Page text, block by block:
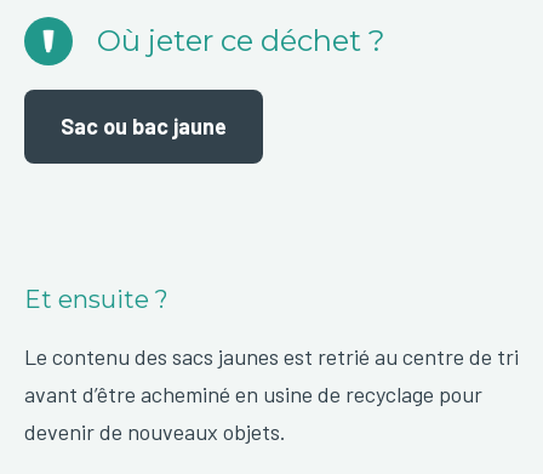
Où jeter ce déchet ?
Sac ou bac jaune
Et ensuite ?
Le contenu des sacs jaunes est retrié au centre de tri
avant d’être acheminé en usine de recyclage pour
devenir de nouveaux objets.